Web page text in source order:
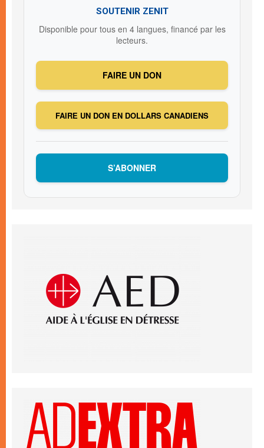
SOUTENIR ZENIT
Disponible pour tous en 4 langues, financé par les
lecteurs.
FAIRE UN DON
FAIRE UN DON EN DOLLARS CANADIENS
S’ABONNER